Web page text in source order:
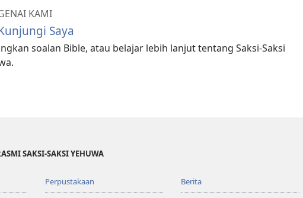
KAMI
Saya
soalan Bible, atau belajar lebih lanjut tentang Saksi-Saksi
SAKSI-SAKSI YEHUWA
Perpustakaan Berita